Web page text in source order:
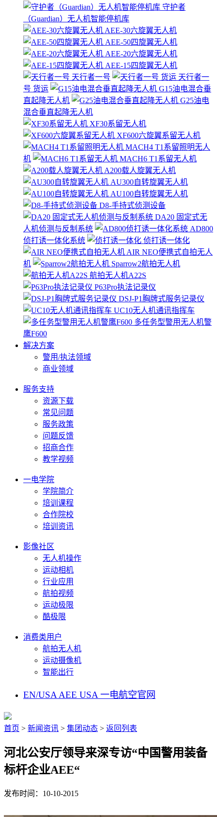
守护者
（Guardian）无人机智能停机库
AEE-30六旋翼无人机
AEE-50四旋翼无人机
AEE-20六旋翼无人机
AEE-15四旋翼无人机
天行者一号
天行者一
号 货运
G15油电混合垂
直起降无人机
G25油电
混合垂直起降无人机
XF30系留无人机
XF600六旋翼系留无人机
MACH4 T1系留照明无人
机
MACH6 T1系留无人机
A200载人旋翼无人机
AU300自转旋翼无人机
AU100自转旋翼无人机
D8-手持式侦测设备
DA20 固定式无
人机侦测与反制系统
AD800
侦打诱一体化系统
侦打诱一体化
AIR NEO便携式自拍无人
机
Sparrow2航拍无人机
航拍无人机A22S
P63Pro执法记录仪
DSJ-P1胸牌式服务记录仪
UC10无人机通讯指挥车
多任务型警用无人机警
鹰F600
解决方案
警用/执法领域
商业领域
服务支持
资源下载
常见问题
服务政策
问题反馈
招商合作
教学视频
一电学院
学院简介
培训课程
合作院校
培训资讯
影像社区
无人机操作
运动相机
行业应用
航拍视频
运动极限
酷极限
消费类用户
航拍无人机
运动摄像机
智能出行
EN/USA AEE USA 一电航空官网
首页 > 新闻资讯 > 集团动态 > 返回列表
河北公安厅领导来深专访“中国警用装备
标杆企业AEE“
发布时间：10-10-2015